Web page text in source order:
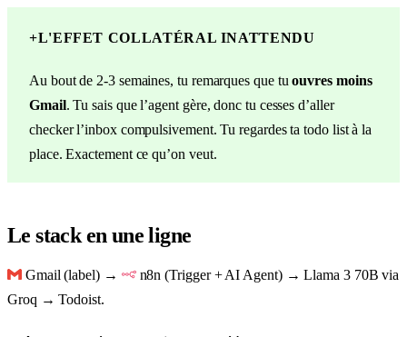
+L'EFFET COLLATÉRAL INATTENDU
Au bout de 2-3 semaines, tu remarques que tuouvres moins
Gmail. Tu sais que l’agent gère, donc tu cesses d’aller
checker l’inbox compulsivement. Tu regardes ta todo list à la
place. Exactement ce qu’on veut.
Le stack en une ligne
Gmail (label) →
n8n (Trigger + AI Agent) → Llama 3 70B via
Groq → Todoist.